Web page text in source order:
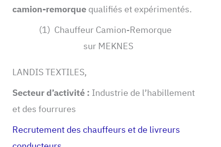
camion-remorquequalifiés et expérimentés.
(1) Chauffeur Camion-Remorque
sur MEKNES
LANDIS TEXTILES,
Secteur d’activité : Industrie de l’habillement
et des fourrures
Recrutement des chauffeurs et de livreurs